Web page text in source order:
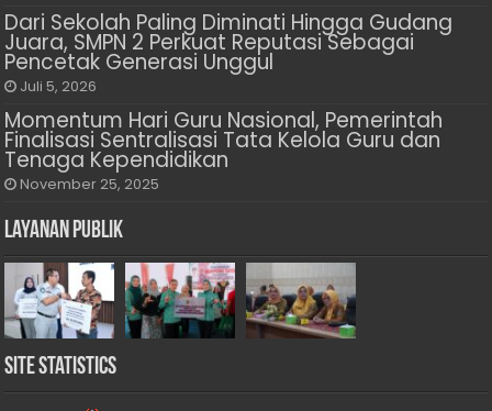
Dari Sekolah Paling Diminati Hingga Gudang
Juara, SMPN 2 Perkuat Reputasi Sebagai
Pencetak Generasi Unggul
Juli 5, 2026
Momentum Hari Guru Nasional, Pemerintah
Finalisasi Sentralisasi Tata Kelola Guru dan
Tenaga Kependidikan
November 25, 2025
Layanan Publik
Site Statistics